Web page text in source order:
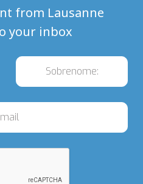
from Lausanne
your inbox